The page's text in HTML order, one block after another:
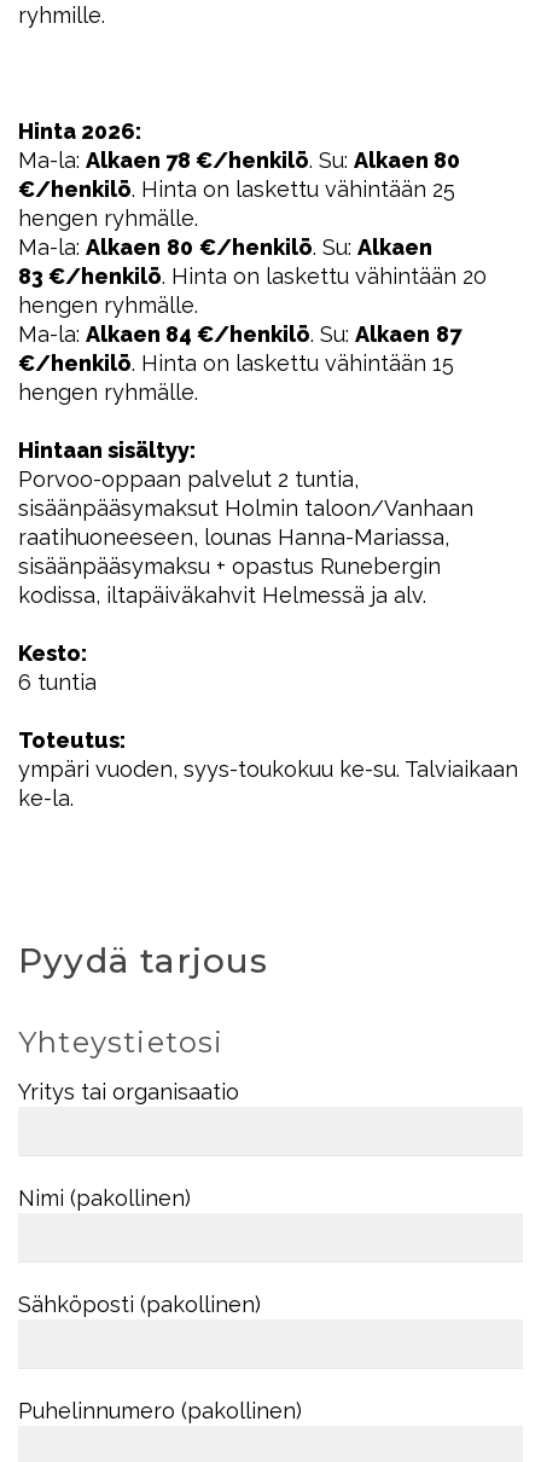
ryhmille.
Hinta 2026:
Ma-la: Alkaen 78 €/henkilö. Su: Alkaen 80
€/henkilö. Hinta on laskettu vähintään 25
hengen ryhmälle.
Ma-la: Alkaen 80 €/henkilö. Su: Alkaen
83 €/henkilö. Hinta on laskettu vähintään 20
hengen ryhmälle.
Ma-la: Alkaen 84 €/henkilö. Su: Alkaen 87
€/henkilö. Hinta on laskettu vähintään 15
hengen ryhmälle.
Hintaan sisältyy:
Porvoo-oppaan palvelut 2 tuntia,
sisäänpääsymaksut Holmin taloon/Vanhaan
raatihuoneeseen, lounas Hanna-Mariassa,
sisäänpääsymaksu + opastus Runebergin
kodissa, iltapäiväkahvit Helmessä ja alv.
Kesto:
6 tuntia
Toteutus:
ympäri vuoden, syys-toukokuu ke-su. Talviaikaan
ke-la.
Pyydä tarjous
Yhteystietosi
Yritys tai organisaatio
Nimi (pakollinen)
Sähköposti (pakollinen)
Puhelinnumero (pakollinen)